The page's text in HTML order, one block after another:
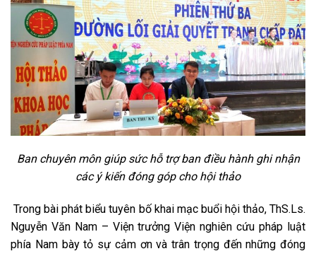
Ban chuyên môn giúp sức hỗ trợ ban điều hành ghi nhận
các ý kiến đóng góp cho hội thảo
Trong bài phát biểu tuyên bố khai mạc buổi hội thảo, ThS.Ls.
Nguyễn Văn Nam – Viện trưởng Viện nghiên cứu pháp luật
phía Nam bày tỏ sự cảm ơn và trân trọng đến những đóng